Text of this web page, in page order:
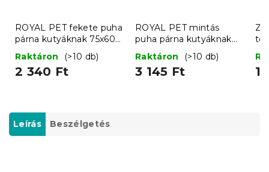
ROYAL PET fekete puha
párna kutyáknak 75x60
cm
Raktáron (>10 db)
2 340 Ft
ROYAL PET mintás
puha párna kutyáknak
75x60 cm
Raktáron (>10 db)
3 145 Ft 1
Leírás Beszélgetés